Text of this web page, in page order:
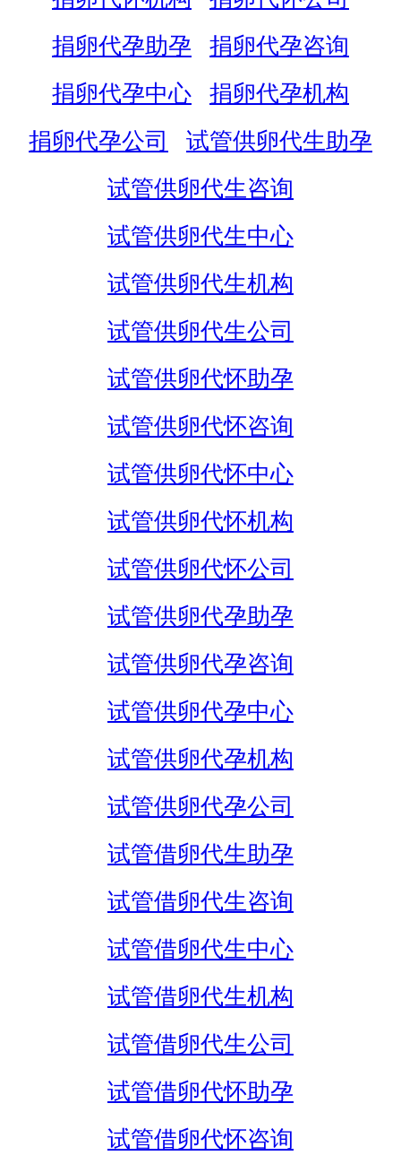
捐卵代孕助孕
捐卵代孕咨询
捐卵代孕中心
捐卵代孕机构
捐卵代孕公司
试管供卵代生助孕
试管供卵代生咨询
试管供卵代生中心
试管供卵代生机构
试管供卵代生公司
试管供卵代怀助孕
试管供卵代怀咨询
试管供卵代怀中心
试管供卵代怀机构
试管供卵代怀公司
试管供卵代孕助孕
试管供卵代孕咨询
试管供卵代孕中心
试管供卵代孕机构
试管供卵代孕公司
试管借卵代生助孕
试管借卵代生咨询
试管借卵代生中心
试管借卵代生机构
试管借卵代生公司
试管借卵代怀助孕
试管借卵代怀咨询